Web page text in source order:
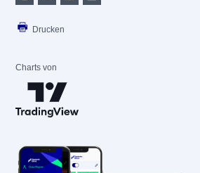
Drucken
Charts von